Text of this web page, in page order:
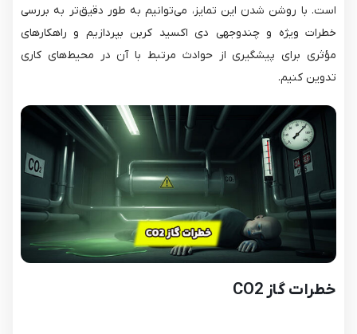
است. با روشن شدن این تمایز، می‌توانیم به طور دقیق‌تر به بررسی
خطرات ویژه و چندوجهی دی اکسید کربن بپردازیم و راهکارهای
مؤثری برای پیشگیری از حوادث مرتبط با آن در محیط‌های کاری
تدوین کنیم.
خطرات گاز CO2